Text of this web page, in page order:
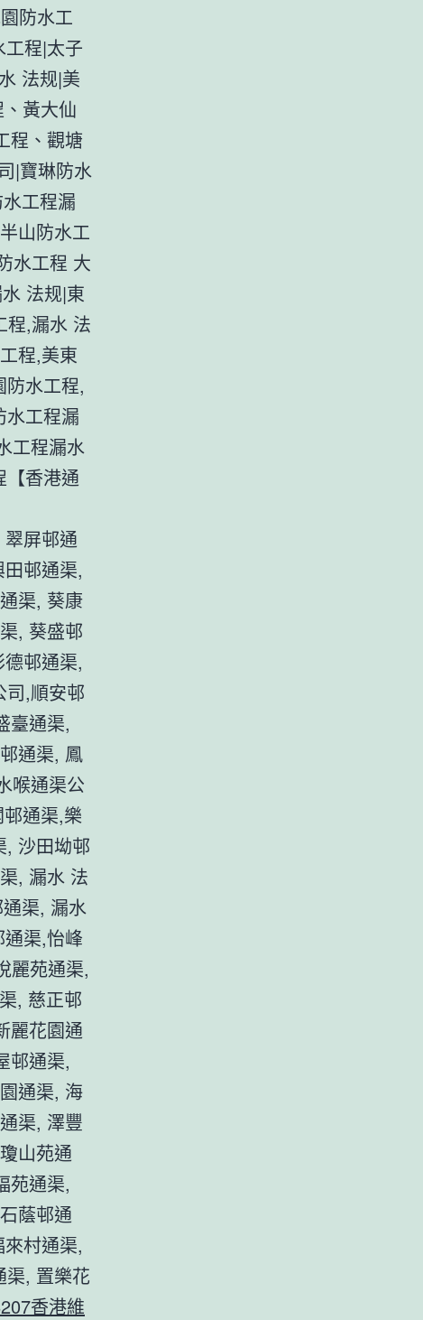
防水工
程|太子
法规|美
黃大仙
程、觀塘
|寶琳防水
工程漏
山防水工
水工程 大
法规|東
程,漏水 法
程,美東
水工程,
水工程漏
工程漏水
【香港通
屏邨通
邨通渠,
渠, 葵康
, 葵盛邨
邨通渠,
司,順安邨
臺通渠,
通渠, 鳳
喉通渠公
通渠,樂
, 沙田坳邨
, 漏水 法
渠, 漏水
渠,怡峰
麗苑通渠,
, 慈正邨
麗花園通
邨通渠,
通渠, 海
渠, 澤豐
山苑通
苑通渠,
蔭邨通
村通渠,
渠, 置樂花
香港維